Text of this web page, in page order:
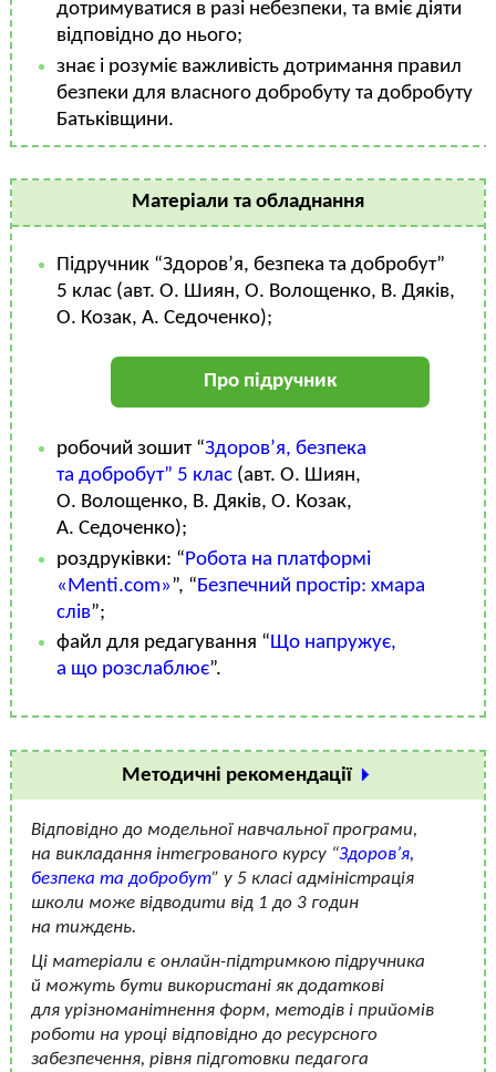
дотримуватися в разі небезпеки, та вміє діяти
відповідно до нього;
знає і розуміє важливість дотримання правил
безпеки для власного добробуту та добробуту
Батьківщини.
Матеріали та обладнання
Підручник “Здоров’я, безпека та добробут”
5 клас (авт. О. Шиян, О. Волощенко, В. Дяків,
О. Козак, А. Седоченко);
Про підручник
робочий зошит “Здоров’я, безпека
та добробут” 5 клас(авт. О. Шиян,
О. Волощенко, В. Дяків, О. Козак,
А. Седоченко);
роздруківки: “ Робота на платформі
«Menti.com»”, “ Безпечний простір: хмара
слів”;
файл для редагування “Що напружує,
а що розслаблює”.
Методичні рекомендації
Відповідно до модельної навчальної програми,
на викладання інтегрованого курсу “Здоров’я,
безпека та добробут” у 5 класі адміністрація
школи може відводити від 1 до 3 годин
на тиждень.
Ці матеріали є онлайн-підтримкою підручника
й можуть бути використані як додаткові
для урізноманітнення форм, методів і прийомів
роботи на уроці відповідно до ресурсного
забезпечення, рівня підготовки педагога